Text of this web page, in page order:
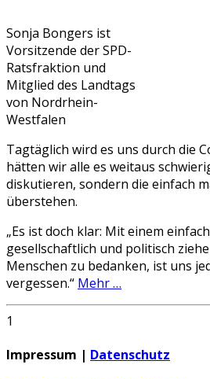
Sonja Bongers ist
Vorsitzende der SPD-
Ratsfraktion und
Mitglied des Landtags
von Nordrhein-
Westfalen
Tagtäglich wird es uns durch die
hätten wir alle es weitaus
diskutieren, sondern die einfach
überstehen.
„Es ist doch klar: Mit einem
gesellschaftlich und politisch
Menschen zu bedanken, ist uns
vergessen.“ Mehr …
1
Impressum | Datenschutz